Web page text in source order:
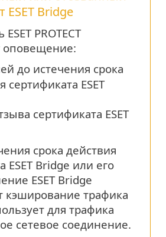
ESET Bridge
PROTECT
оповещение:
до истечения срока
сертификата ESET
сертификата ESET
срока действия
ESET Bridge или его
ESET Bridge
кэширование трафика
для трафика
сетевое соединение.